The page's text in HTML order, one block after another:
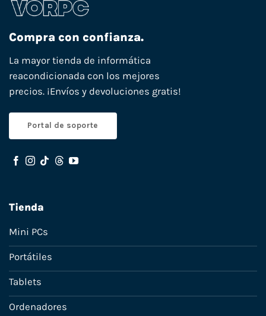
Compra con confianza.
La mayor tienda de informática
reacondicionada con los mejores
precios. ¡Envíos y devoluciones gratis!
Portal de soporte
Tienda
Mini PCs
Portátiles
Tablets
Ordenadores